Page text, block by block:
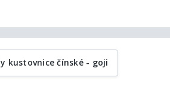
kustovnice čínské - goji